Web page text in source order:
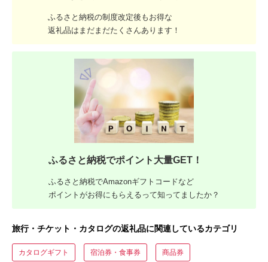
ふるさと納税の制度改定後もお得な
返礼品はまだまだたくさんあります！
ふるさと納税でポイント大量GET！
ふるさと納税でAmazonギフトコードなど
ポイントがお得にもらえるって知ってましたか？
旅行・チケット・カタログの返礼品に関連しているカテゴリ
カタログギフト 宿泊券・食事券 商品券